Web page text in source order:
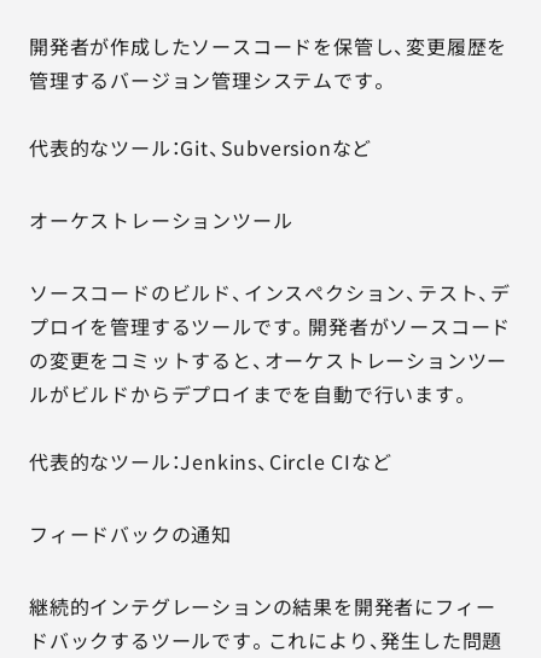
開発者が作成したソースコードを保管し、変更履歴を
管理するバージョン管理システムです。
代表的なツール：Git、Subversionなど
オーケストレーションツール
ソースコードのビルド、インスペクション、テスト、デ
プロイを管理するツールです。開発者がソースコード
の変更をコミットすると、オーケストレーションツー
ルがビルドからデプロイまでを自動で行います。
代表的なツール：Jenkins、Circle CIなど
フィードバックの通知
継続的インテグレーションの結果を開発者にフィー
ドバックするツールです。これにより、発生した問題